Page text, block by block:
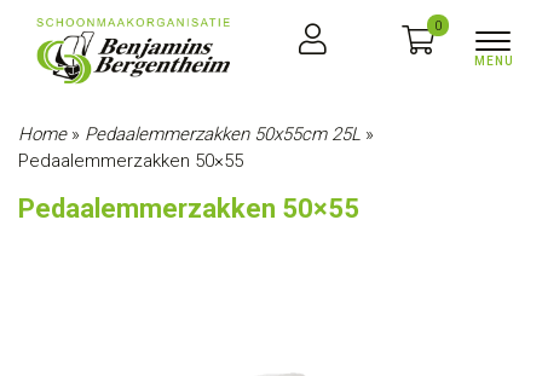
0
Home» Pedaalemmerzakken 50x55cm 25L »
Pedaalemmerzakken 50×55
Pedaalemmerzakken 50×55